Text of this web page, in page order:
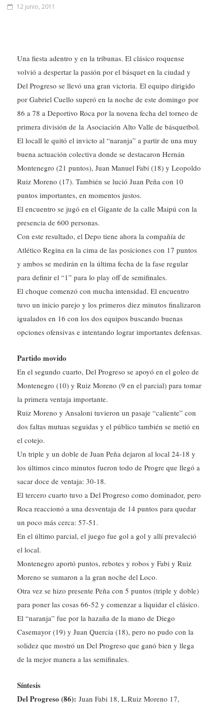
12 junio, 2011
Una fiesta adentro y en la tribunas. El clásico roquense
volvió a despertar la pasión por el básquet en la ciudad y
Del Progreso se llevó una gran victoria. El equipo dirigido
por Gabriel Cuello superó en la noche de este domingo por
86 a 78 a Deportivo Roca por la novena fecha del torneo de
primera división de la Asociación Alto Valle de básquetbol.
El locall le quitó el invicto al “naranja” a partir de una muy
buena actuación colectiva donde se destacaron Hernán
Montenegro (21 puntos), Juan Manuel Fabi (18) y Leopoldo
Ruiz Moreno (17). También se lució Juan Peña con 10
puntos importantes, en momentos justos.
El encuentro se jugó en el Gigante de la calle Maipú con la
presencia de 600 personas.
Con este resultado, el Depo tiene ahora la compañía de
Atlético Regina en la cima de las posiciones con 17 puntos
y ambos se medirán en la última fecha de la fase regular
para definir el “1” para lo play off de semifinales.
El choque comenzó con mucha intensidad. El encuentro
tuvo un inicio parejo y los primeros diez minutos finalizaron
igualados en 16 con los dos equipos buscando buenas
opciones ofensivas e intentando lograr importantes defensas.
Partido movido
En el segundo cuarto, Del Progreso se apoyó en el goleo de
Montenegro (10) y Ruiz Moreno (9 en el parcial) para tomar
la primera ventaja importante.
Ruiz Moreno y Ansaloni tuvieron un pasaje “caliente” con
dos faltas mutuas seguidas y el público también se metió en
el cotejo.
Un triple y un doble de Juan Peña dejaron al local 24-18 y
los últimos cinco minutos fueron todo de Progre que llegó a
sacar doce de ventaja: 30-18.
El tercero cuarto tuvo a Del Progreso como dominador, pero
Roca reaccionó a una desventaja de 14 puntos para quedar
un poco más cerca: 57-51.
En el último parcial, el juego fue gol a gol y allí prevaleció
el local.
Montenegro aportó puntos, rebotes y robos y Fabi y Ruiz
Moreno se sumaron a la gran noche del Loco.
Otra vez se hizo presente Peña con 5 puntos (triple y doble)
para poner las cosas 66-52 y comenzar a liquidar el clásico.
El “naranja” fue por la hazaña de la mano de Diego
Casemayor (19) y Juan Quercia (18), pero no pudo con la
solidez que mostró un Del Progreso que ganó bien y llega
de la mejor manera a las semifinales.
Síntesis
Del Progreso (86): Juan Fabi 18, L.Ruiz Moreno 17,